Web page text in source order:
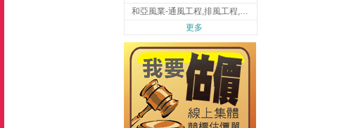
和亞風業-通風工程,排風工程,彰化通風工程,彰化排風工程
更多